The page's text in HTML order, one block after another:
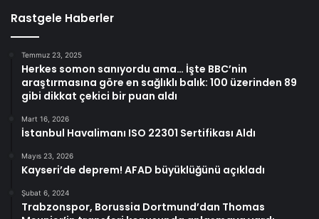
Rastgele Haberler
Temmuz 23, 2025
Herkes somon sanıyordu ama… İşte BBC’nin
araştırmasına göre en sağlıklı balık: 100 üzerinden 89
gibi dikkat çekici bir puan aldı
Mart 16, 2026
İstanbul Havalimanı ISO 22301 Sertifikası Aldı
Mayıs 23, 2026
Kayseri’de deprem! AFAD büyüklüğünü açıkladı
Şubat 6, 2024
Trabzonspor, Borussia Dortmund’dan Thomas